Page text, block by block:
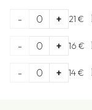
- 0 + 21 €
- 0 + 16 €
- 0 + 14 €